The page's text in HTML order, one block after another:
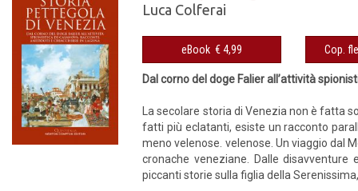
Luca Colferai
eBook € 4,99
Dal corno del doge Falier all’attività
La secolare storia di Venezia non è fatta
fatti più eclatanti, esiste un racconto
meno velenose. velenose. Un viaggio dal
cronache veneziane. Dalle disavventure
piccanti storie sulla figlia della